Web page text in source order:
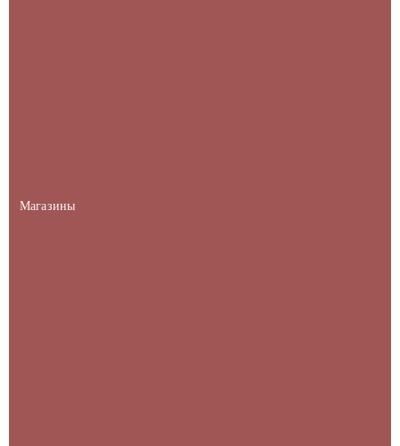
Магазины